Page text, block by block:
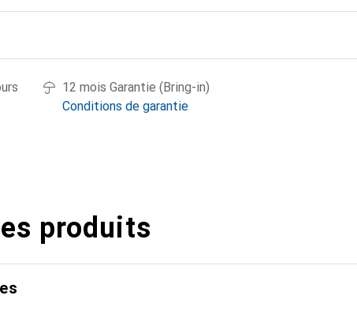
12 mois Garantie (Bring-in)
Conditions de garantie
produits